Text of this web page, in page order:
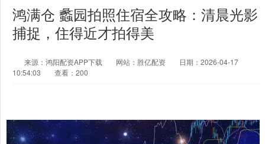
鸿满仓 蠡园拍照住宿全攻略：清晨光影
捕捉，住得近才拍得美
来源：鸿阳配资APP下载 网站：胜亿配资
日期：2026-04-17
10:54:03
查看：200